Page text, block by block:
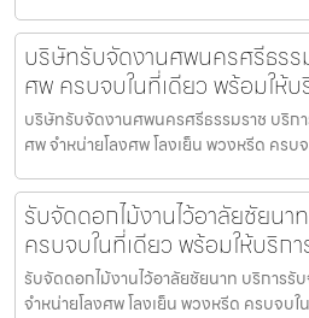
บริษัทรับจัดงานศพนครศรีธรร
ศพ ครบจบในที่เดียว พร้อมให้บ
บริษัทรับจัดงานศพนครศรีธรรมราช บริก
ศพ จำหน่ายโลงศพ โลงเย็น พวงหรีด ครบ
รับจัดดอกไม้งานไว้อาลัยชัยน
ครบจบในที่เดียว พร้อมให้บริก
รับจัดดอกไม้งานไว้อาลัยชัยนาท บริการ
จำหน่ายโลงศพ โลงเย็น พวงหรีด ครบจบ